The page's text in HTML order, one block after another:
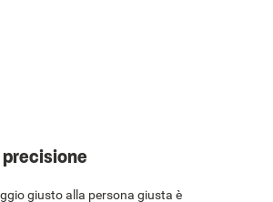
giusto alla persona giusta è